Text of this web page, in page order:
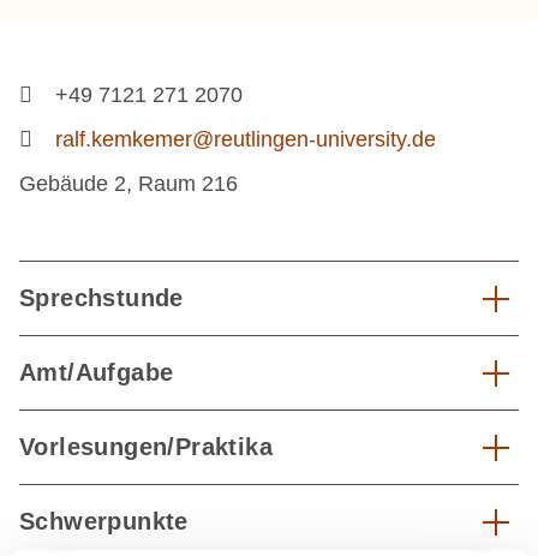
+49 7121 271 2070
ralf.kemkemer@reutlingen-university.de
Gebäude 2, Raum 216
Sprechstunde
Amt/Aufgabe
Vorlesungen/Praktika
Schwerpunkte